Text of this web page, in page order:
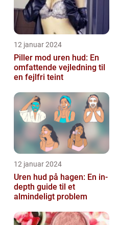
12 januar 2024
Piller mod uren hud: En
omfattende vejledning til
en fejlfri teint
12 januar 2024
Uren hud på hagen: En in-
depth guide til et
almindeligt problem